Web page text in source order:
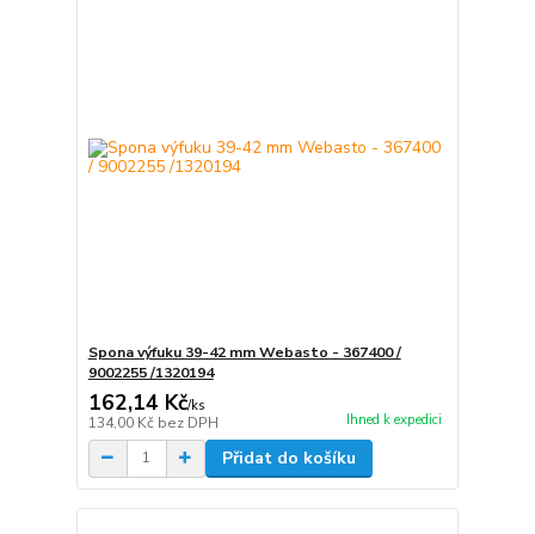
Spona výfuku 39-42 mm Webasto - 367400 /
9002255 /1320194
162,14 Kč/ks
134,00 Kč bez DPH Ihned k expedici
Přidat do košíku